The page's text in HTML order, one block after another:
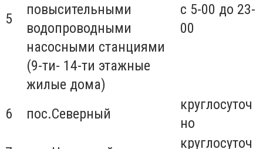
5
повысительными
водопроводными
насосными станциями
(9-ти- 14-ти этажные
жилые дома)
с 5-00 до 23-
00
6 пос.Северный
круглосуточ
но
круглосуточ